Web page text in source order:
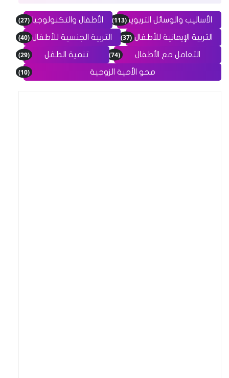
الأساليب والوسائل التربوية(113) الأطفال والتكنولوجيا (27)
التربية الإيمانية للأطفال (37) التربية الجنسية للأطفال (40)
التعامل مع الأطفال (74) تنمية الطفل (29)
محو الأمية الزوجية (10)